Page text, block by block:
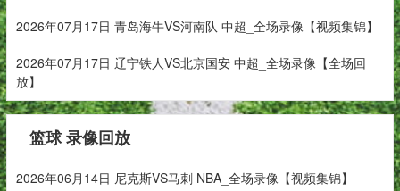
2026年07月17日 青岛海牛VS河南队 中超_全场录像【视频集锦】
2026年07月17日 辽宁铁人VS北京国安 中超_全场录像【全场回
放】
篮球 录像回放
2026年06月14日 尼克斯VS马刺 NBA_全场录像【视频集锦】